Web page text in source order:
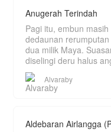
Anugerah Terindah
Pagi itu, embun
dedaunan
dua milik Maya.
diselingi deru halus
Alvaraby
Aldebaran Airlangga